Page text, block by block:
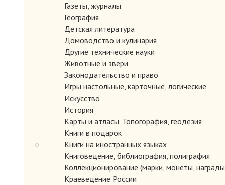
Газеты, журналы
География
Детская литература
Домоводство и кулинария
Другие технические науки
Животные и звери
Законодательство и право
Игры настольные, карточные, логические
Искусство
История
Карты и атласы. Топогорафия, геодезия
Книги в подарок
Книги на иностранных языках
Книговедение, библиография, полиграфия
Коллекционирование (марки, монеты,
Краеведение России